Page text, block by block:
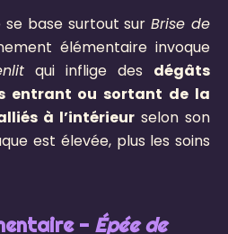
se base surtout surBrise de
élémentaire invoque
qui inflige des dégâts
entrant ou sortant de la
à l’intérieurselon son
est élevée, plus les soins
- Épée de